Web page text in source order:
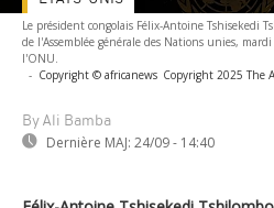
Le président congolais Félix-Antoine Tshisekedi
de l'Assemblée générale des Nations unies,
l'ONU.
- Copyright © africanews Copyright 2025 The
By Ali Bamba
Dernière MAJ: 24/09 - 14:40